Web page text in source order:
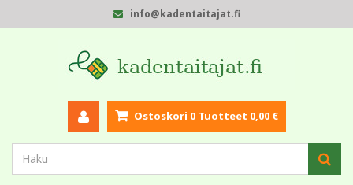
info@kadentaitajat.fi
Ostoskori 0 Tuotteet 0,00 €